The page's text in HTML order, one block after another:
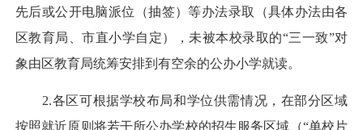
先后或公开电脑派位（抽签）等办法录取（具体办法由各
区教育局、市直小学自定），未被本校录取的“三一致”对
象由区教育局统筹安排到有空余的公办小学就读。
2.各区可根据学校布局和学位供需情况，在部分区域
按照就近原则将若干所公办学校的招生服务区域（“单校片